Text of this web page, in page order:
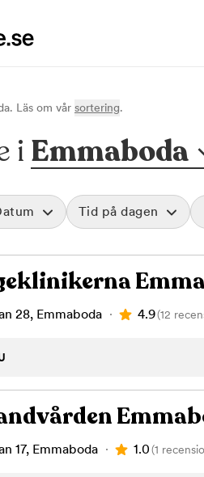
. Läs om vår sortering.
i Emmaboda
och akuta besvär
av tänder och tandkött
Tid på dagen
Före klockan
Klockan 09:00 -
Rensa
28, Emmaboda 4.9(12
17, Emmaboda 1.0(1